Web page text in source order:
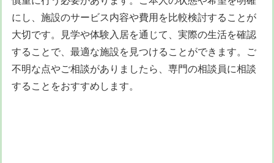
にし、施設のサービス内容や費用を比較検討することが
大切です。見学や体験入居を通じて、実際の生活を確認
することで、最適な施設を見つけることができます。ご
不明な点やご相談がありましたら、専門の相談員に相談
することをおすすめします。